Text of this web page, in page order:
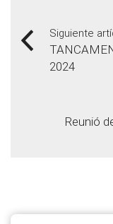
Siguiente
2024
Reunió